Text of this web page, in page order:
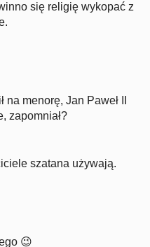
się religię wykopać z
menorę, Jan Paweł II
zapomniał?
szatana używają.
😉